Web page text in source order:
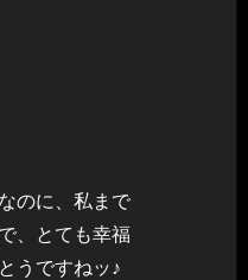
のに、私まで
、とても幸福
うですねッ♪